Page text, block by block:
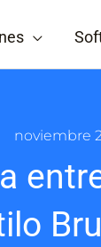
noviembre